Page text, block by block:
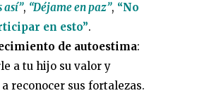
así”, “Déjame en paz”, “No
en esto”.
de autoestima:
a tu hijo su valor y
reconocer sus fortalezas.